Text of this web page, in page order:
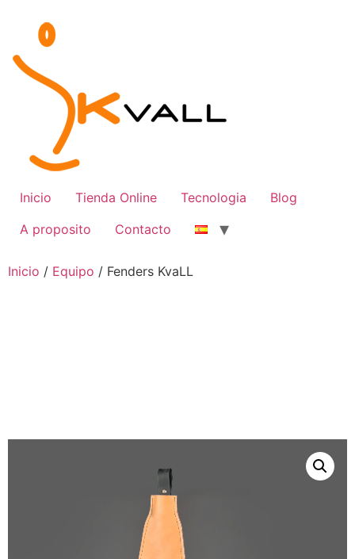
contenido
Inicio Tienda Online Tecnologia
Blog
A proposito
Contacto
Inicio / Equipo / Fenders KvaLL